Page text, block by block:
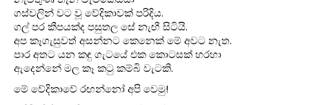
ගස්වලින් වට වූ වේදිකාවක් පරිදිය.
ගල් පර කීපයක්ද පසුතල සේ නැඟී සිටියි.
අප කෑගැසුවත් අසන්නට කෙනෙක් මේ අවට නැත.
පාර අතට යන කඳු ගැටයේ එක කොටසක් හරහා
ඇදෙන්නේ මල කෑ කටු කම්බි වැටකි.
මේ වේදිකාවේ රඟන්නෝ අපි වෙමු!